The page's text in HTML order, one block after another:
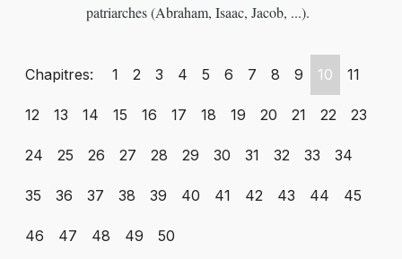
patriarches (Abraham, Isaac, Jacob, ...).
Chapitres: 1 2 3 4 5 6 7 8 9 10 11
12 13 14 15 16 17 18 19 20 21 22 23
24 25 26 27 28 29 30 31 32 33 34
35 36 37 38 39 40 41 42 43 44 45
46 47 48 49 50